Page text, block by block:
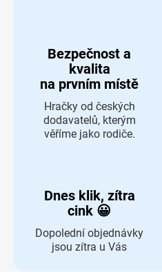
Bezpečnost a
kvalita
na prvním místě
Hračky od českých
dodavatelů, kterým
věříme jako rodiče.
Dnes klik, zítra
cink 😀
Dopolední objednávky
jsou zítra u Vás